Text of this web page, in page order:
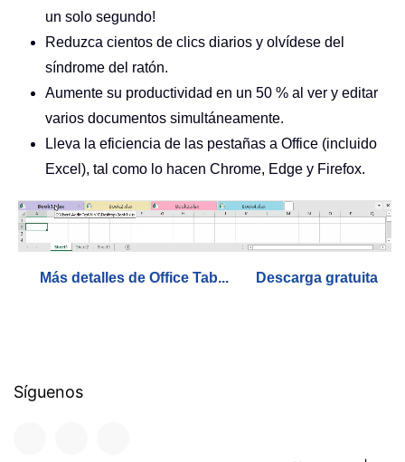
un solo segundo!
Reduzca cientos de clics diarios y olvídese del
síndrome del ratón.
Aumente su productividad en un 50 % al ver y editar
varios documentos simultáneamente.
Lleva la eficiencia de las pestañas a Office (incluido
Excel), tal como lo hacen Chrome, Edge y Firefox.
Más detalles de Office Tab... Descarga gratuita
Síguenos